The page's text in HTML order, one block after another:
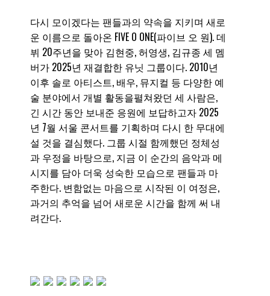
다시 모이겠다는 팬들과의 약속을 지키며 새로
운 이름으로 돌아온 FIVE O ONE(파이브 오 원). 데
뷔 20주년을 맞아 김현중, 허영생, 김규종 세 멤
버가 2025년 재결합한 유닛 그룹이다. 2010년
이후 솔로 아티스트, 배우, 뮤지컬 등 다양한 예
술 분야에서 개별 활동을펼쳐왔던 세 사람은,
긴 시간 동안 보내준 응원에 보답하고자 2025
년 7월 서울 콘서트를 기획하며 다시 한 무대에
설 것을 결심했다. 그룹 시절 함께했던 정체성
과 우정을 바탕으로, 지금 이 순간의 음악과 메
시지를 담아 더욱 성숙한 모습으로 팬들과 마
주한다. 변함없는 마음으로 시작된 이 여정은,
과거의 추억을 넘어 새로운 시간을 함께 써 내
려간다.